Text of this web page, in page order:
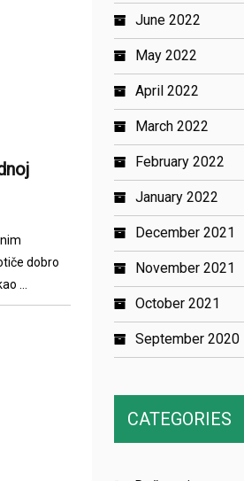
dobro
...
June 2022
May 2022
April 2022
March 2022
February 2022
January 2022
December 2021
November 2021
October 2021
September 2020
CATEGORIES